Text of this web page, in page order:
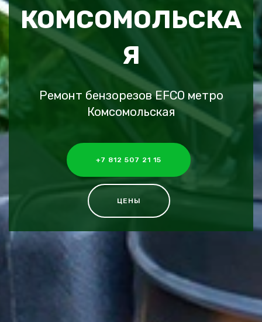
КОМСОМОЛЬСКА
Я
Ремонт бензорезов EFCO метро
Комсомольская
+7 812 507 21 15
ЦЕНЫ